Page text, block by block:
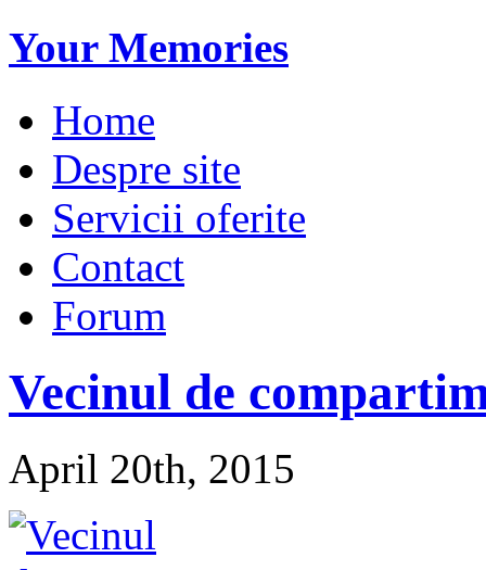
Your Memories
Home
Despre site
Servicii oferite
Contact
Forum
Vecinul de
April 20th, 2015